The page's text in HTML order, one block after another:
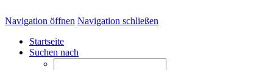
Navigation öffnen Navigation schließen
Startseite
Suchen nach